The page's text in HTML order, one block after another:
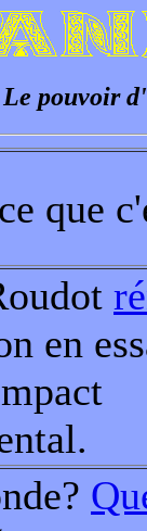
Le pouvoir
que
en